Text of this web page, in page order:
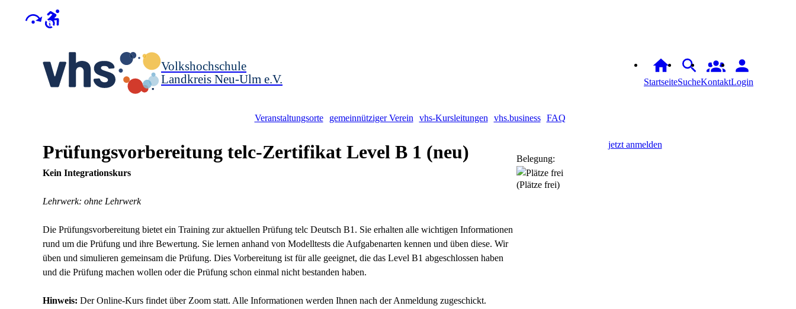
Volkshochschule
Landkreis Neu-Ulm e.V.
StartseiteSucheKontaktLogin
Veranstaltungsorte gemeinnütziger Verein vhs-Kursleitungen vhs.business FAQ
Prüfungsvorbereitung telc-Zertifikat Level B 1 neu
Kein Integrationskurs
Lehrwerk: ohne Lehrwerk
Die Prüfungsvorbereitung bietet ein Training zur aktuellen Prüfung telc Deutsch B1. Sie erhalten alle wichtigen Informationen
rund um die Prüfung und ihre Bewertung. Sie lernen anhand von Modelltests die Aufgabenarten kennen und üben diese. Wir
üben und simulieren gemeinsam die Prüfung. Dies Vorbereitung ist für alle geeignet, die das Level B1 abgeschlossen haben
und die Prüfung machen wollen oder die Prüfung schon einmal nicht bestanden haben.
Hinweis: Der Online-Kurs findet über Zoom statt. Alle Informationen werden Ihnen nach der Anmeldung zugeschickt.
jetzt anmelden
Belegung:
(Plätze frei)